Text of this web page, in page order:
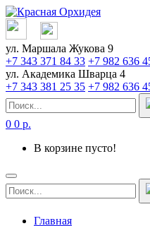
ул. Маршала Жукова 9
+7 343 371 84 33 +7 982 636
ул. Академика Шварца 4
+7 343 381 25 35 +7 982 636
0 0 р.
В корзине пусто!
Главная